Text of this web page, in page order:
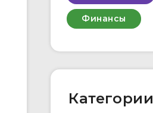
Финансы
Категории